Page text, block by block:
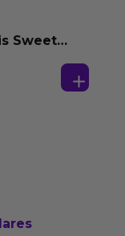
Sweet